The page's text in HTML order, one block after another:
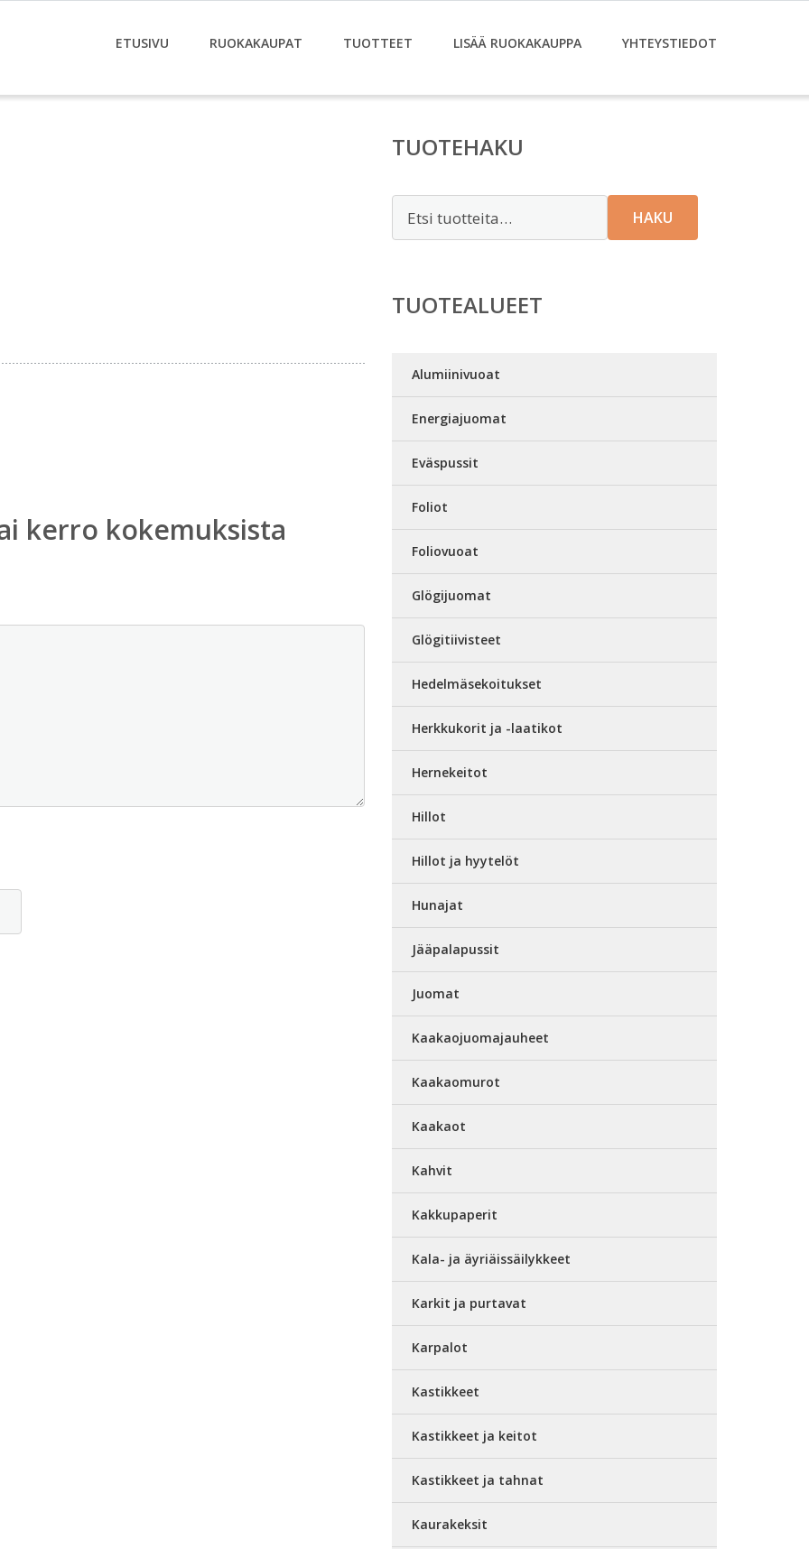
ETUSIVU RUOKAKAUPAT TUOTTEET LISÄÄ RUOKAKAUPPA YHTEYSTIEDOT
kerro kokemuksista
TUOTEHAKU
HAKU
TUOTEALUEET
Alumiinivuoat
Energiajuomat
Eväspussit
Foliot
Foliovuoat
Glögijuomat
Glögitiivisteet
Hedelmäsekoitukset
Herkkukorit ja -laatikot
Hernekeitot
Hillot
Hillot ja hyytelöt
Hunajat
Jääpalapussit
Juomat
Kaakaojuomajauheet
Kaakaomurot
Kaakaot
Kahvit
Kakkupaperit
Kala- ja äyriäissäilykkeet
Karkit ja purtavat
Karpalot
Kastikkeet
Kastikkeet ja keitot
Kastikkeet ja tahnat
Kaurakeksit